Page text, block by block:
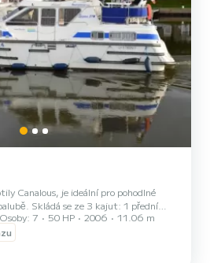
Canalous, je ideální pro pohodlné
Skládá se ze 3 kajut: 1 přední
a 1 samostatným lůžkem, 1 zadní
a 1 zadní kajuta na pravoboku se 2
se také přemění na dvoulůžko.
kuchyňským koutem, sanitárním
Osoby: 7 50 HP 2006
11.06 m